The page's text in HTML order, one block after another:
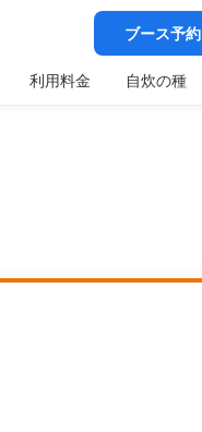
ブース予約
利用料金 自炊の種